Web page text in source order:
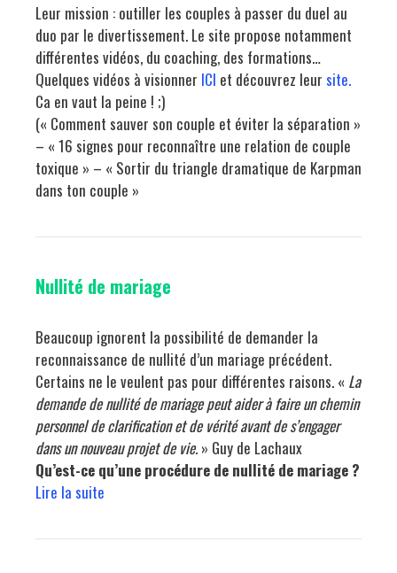
Leur mission : outiller les couples à passer du duel au
duo par le divertissement. Le site propose notamment
différentes vidéos, du coaching, des formations…
Quelques vidéos à visionner ICI et découvrez leur site.
Ca en vaut la peine ! ;)
(« Comment sauver son couple et éviter la séparation »
– « 16 signes pour reconnaître une relation de couple
toxique » – « Sortir du triangle dramatique de Karpman
dans ton couple »
Nullité de mariage
Beaucoup ignorent la possibilité de demander la
reconnaissance de nullité d’un mariage précédent.
Certains ne le veulent pas pour différentes raisons. « La
demande de nullité de mariage peut aider à faire un chemin
personnel de clarification et de vérité avant de s’engager
dans un nouveau projet de vie. » Guy de Lachaux
Qu’est-ce qu’une procédure de nullité de mariage ?
Lire la suite